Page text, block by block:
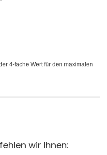
4-fache Wert für den maximalen
wir Ihnen: